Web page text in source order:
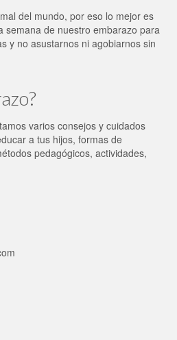
del mundo, por eso lo mejor es
semana de nuestro embarazo para
y no asustarnos ni agobiarnos sin
varios consejos y cuidados
a tus hijos, formas de
pedagógicos, actividades,